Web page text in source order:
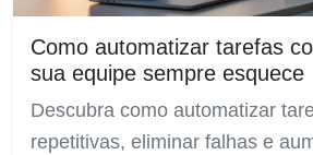
Como automatizar tarefas
sua equipe sempre esquece
Descubra como automatizar
repetitivas, eliminar falhas e